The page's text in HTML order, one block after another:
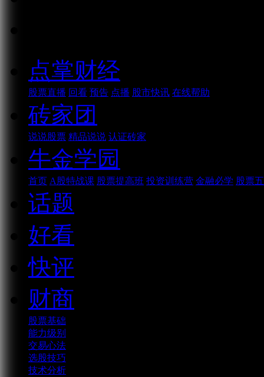
点掌财经
股票直播 回看 预告 点播 股市快讯 在线帮助
砖家团
说说股票 精品说说 认证砖家
牛金学园
首页 A股特战课 股票提高班 投资训练营 金融必学 股票
话题
好看
快评
财商
股票基础
能力级别
交易心法
选股技巧
技术分析